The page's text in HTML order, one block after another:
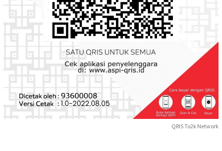
QRIS To2k Network